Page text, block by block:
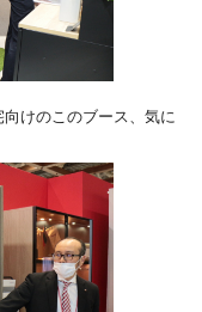
けのこのブース、気に